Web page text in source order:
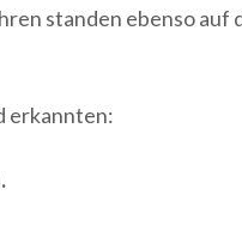
standen ebenso auf
erkannten: